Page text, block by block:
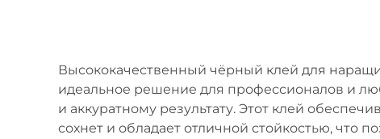
Высококачественный чёрный клей для
идеальное решение для профессионалов и
и аккуратному результату. Этот клей
сохнет и обладает отличной стойкостью, что